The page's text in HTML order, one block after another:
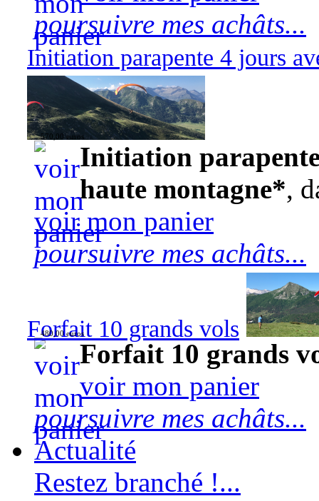
poursuivre mes achâts...
Initiation parapente 4 jours
570,00 euros
Initiation
haute montagne*,
voir mon panier
poursuivre mes achâts...
Forfait 10 grands vols
480,00 euros
Forfait 10 grands
voir mon panier
poursuivre mes achâts...
Actualité
Restez branché !...